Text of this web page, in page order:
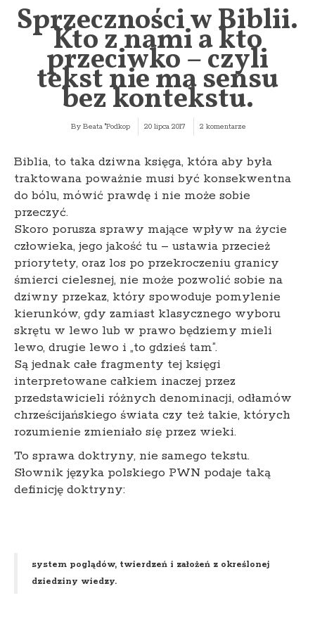
Sprzeczności w Biblii.
Kto z nami a kto
przeciwko – czyli
tekst nie ma sensu
bez kontekstu.
By Beata "Podkop 20 lipca 2017 2 komentarze
Biblia, to taka dziwna księga, która aby była
traktowana poważnie musi być konsekwentna
do bólu, mówić prawdę i nie może sobie
przeczyć.
Skoro porusza sprawy mające wpływ na życie
człowieka, jego jakość tu – ustawia przecież
priorytety, oraz los po przekroczeniu granicy
śmierci cielesnej, nie może pozwolić sobie na
dziwny przekaz, który spowoduje pomylenie
kierunków, gdy zamiast klasycznego wyboru
skrętu w lewo lub w prawo będziemy mieli
lewo, drugie lewo i „to gdzieś tam”.
Są jednak całe fragmenty tej księgi
interpretowane całkiem inaczej przez
przedstawicieli różnych denominacji, odłamów
chrześcijańskiego świata czy też takie, których
rozumienie zmieniało się przez wieki.
To sprawa doktryny, nie samego tekstu.
Słownik języka polskiego PWN podaje taką
definicję doktryny:
system poglądów, twierdzeń i założeń z określonej
dziedziny wiedzy.